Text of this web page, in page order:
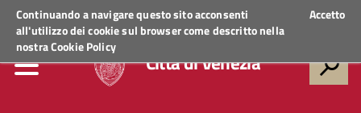
Continuando a navigare questo sito acconsenti
all'utilizzo dei cookie sul browser come descritto nella
nostraCookie Policy
Accetto
Regione VenetoACCEDI AI SERVIZI
Città di Venezia